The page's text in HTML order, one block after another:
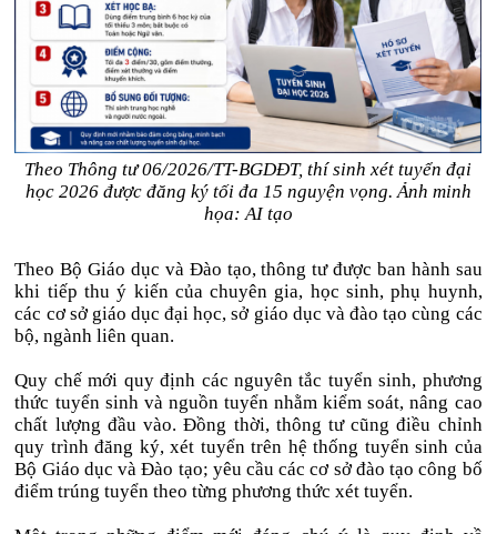
Theo Thông tư 06/2026/TT-BGDĐT, thí sinh xét tuyển đại
học 2026 được đăng ký tối đa 15 nguyện vọng. Ảnh minh
họa: AI tạo
Theo Bộ Giáo dục và Đào tạo, thông tư được ban hành sau
khi tiếp thu ý kiến của chuyên gia, học sinh, phụ huynh,
các cơ sở giáo dục đại học, sở giáo dục và đào tạo cùng các
bộ, ngành liên quan.
Quy chế mới quy định các nguyên tắc tuyển sinh, phương
thức tuyển sinh và nguồn tuyển nhằm kiểm soát, nâng cao
chất lượng đầu vào. Đồng thời, thông tư cũng điều chỉnh
quy trình đăng ký, xét tuyển trên hệ thống tuyển sinh của
Bộ Giáo dục và Đào tạo; yêu cầu các cơ sở đào tạo công bố
điểm trúng tuyển theo từng phương thức xét tuyển.